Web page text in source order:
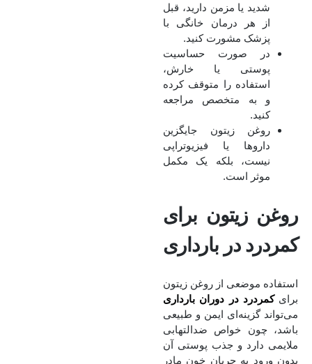
شدید یا مزمن دارید، قبل
از هر درمان خانگی با
پزشک مشورت کنید.
در صورت حساسیت
پوستی یا خارش،
استفاده را متوقف کرده
و به متخصص مراجعه
کنید.
روغن زیتون جایگزین
داروها یا فیزیوتراپی
نیست، بلکه یک مکمل
موثر است.
روغن زیتون برای
کمردرد در بارداری
استفاده موضعی از روغن زیتون
برایکمردرد در دوران بارداری
می‌تواند گزینه‌ای ایمن و طبیعی
باشد، چون خواص ضدالتهابی
ملایمی دارد و جذب پوستی آن
بدون ورود به جریان خون مادر